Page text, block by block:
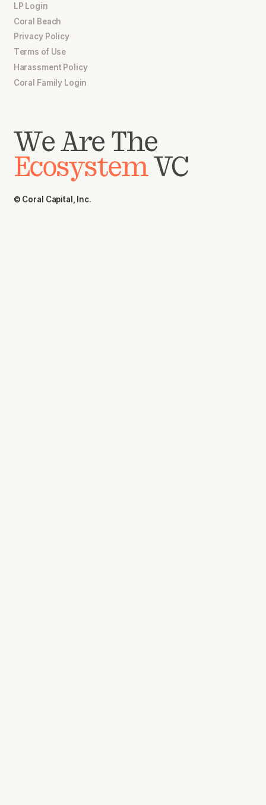
LP Login
Coral Beach
Privacy Policy
Terms of Use
Harassment Policy
Coral Family Login
We Are The
EcosystemVC
© Coral Capital, Inc.